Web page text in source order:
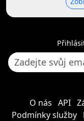
O nás API
Podmínky služby